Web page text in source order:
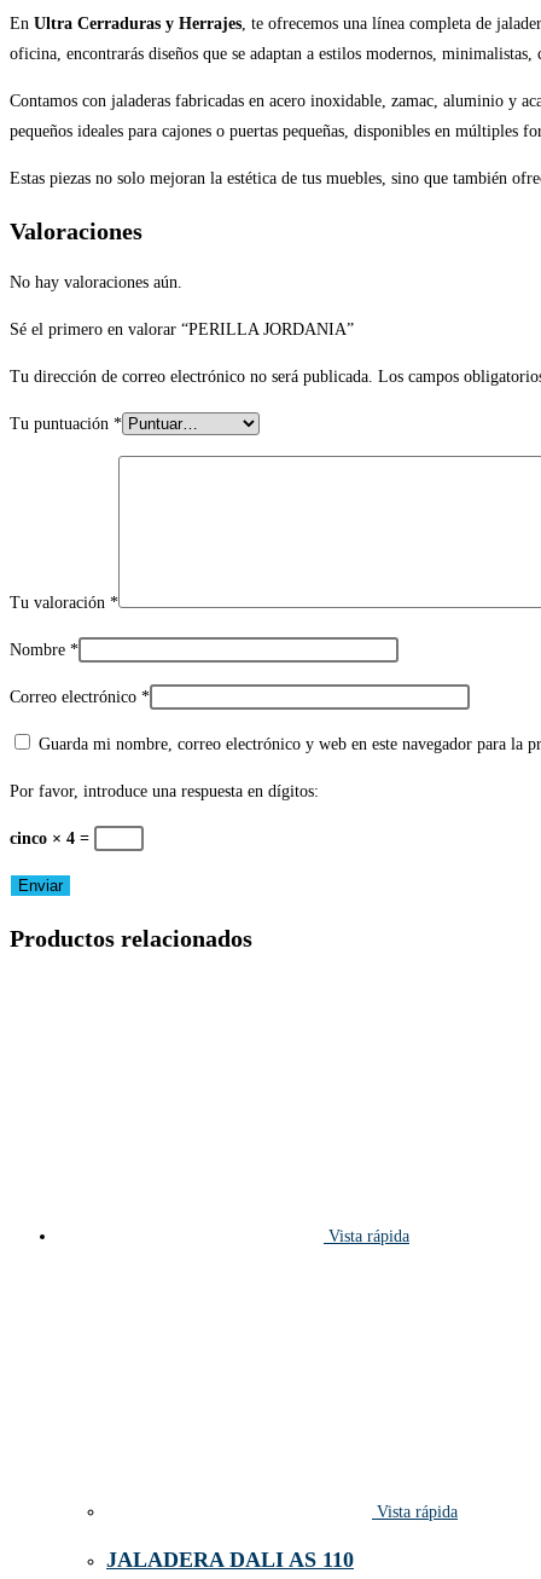
En Ultra Cerraduras y Herrajes, te ofrecemos una línea completa de
oficina, encontrarás diseños que se adaptan a estilos modernos, minimalistas,
Contamos con jaladeras fabricadas en acero inoxidable, zamac, aluminio y
pequeños ideales para cajones o puertas pequeñas, disponibles en múltiples
Estas piezas no solo mejoran la estética de tus muebles, sino que también
Valoraciones
No hay valoraciones aún.
Sé el primero en valorar “PERILLA JORDANIA”
Tu dirección de correo electrónico no será publicada. Los campos
Tu puntuación *
Tu valoración *
Nombre *
Correo electrónico *
Guarda mi nombre, correo electrónico y web en este navegador para la
Por favor, introduce una respuesta en dígitos:
cinco × 4 =
Productos relacionados
Vista rápida
Vista rápida
JALADERA DALI AS 110